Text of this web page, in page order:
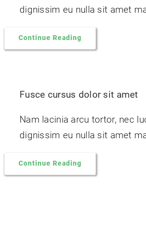
dignissim eu nulla sit amet
Continue Reading
Fusce cursus dolor sit amet
Nam lacinia arcu tortor, nec
dignissim eu nulla sit amet
Continue Reading